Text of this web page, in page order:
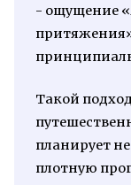
- ощущение
Такой
планирует
плотную